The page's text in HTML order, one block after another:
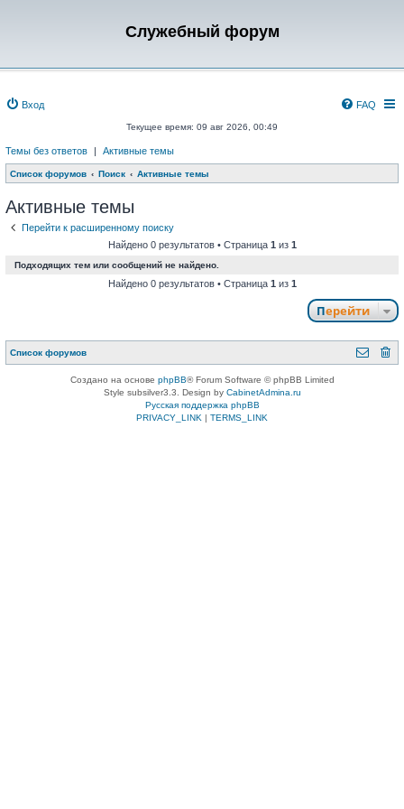
Служебный форум
Вход FAQ
Текущее время: 09 авг 2026, 00:49
Темы без ответов | Активные темы
Список форумов Поиск Активные темы
Активные темы
Перейти к расширенному поиску
Найдено 0 результатов • Страница 1 из 1
Подходящих тем или сообщений не найдено.
Найдено 0 результатов • Страница 1 из 1
Перейти
Список форумов
Создано на основе phpBB® Forum Software © phpBB Limited
Style subsilver3.3. Design by CabinetAdmina.ru
Русская поддержка phpBB
PRIVACY_LINK | TERMS_LINK